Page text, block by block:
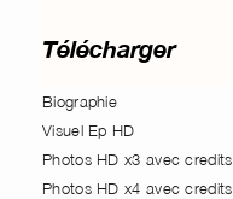
Télécharger
Biographie
Visuel Ep HD
Photos HD x3 avec credits
Photos HD x4 avec credits